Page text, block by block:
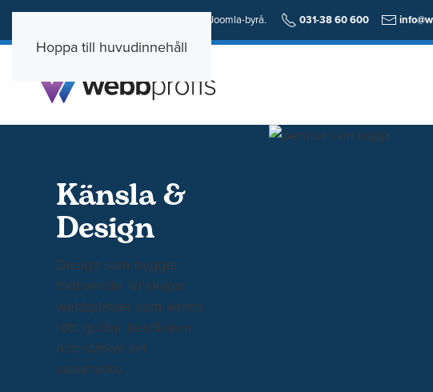
Hoppa till huvudinnehåll
En personlig och erfaren Wordpress och Joomla-byrå. 031-38 60 600
Känsla &
Design
Design som bygger
förtroende. Vi skapar
webbplatser som känns
rätt, guidar besökaren
och stärker ert
varumärke.